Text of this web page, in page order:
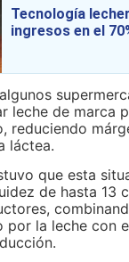
Tecnología
ingresos en el
leche de marca
reduciendo
láctea.
que esta
de hasta 13
por la leche con